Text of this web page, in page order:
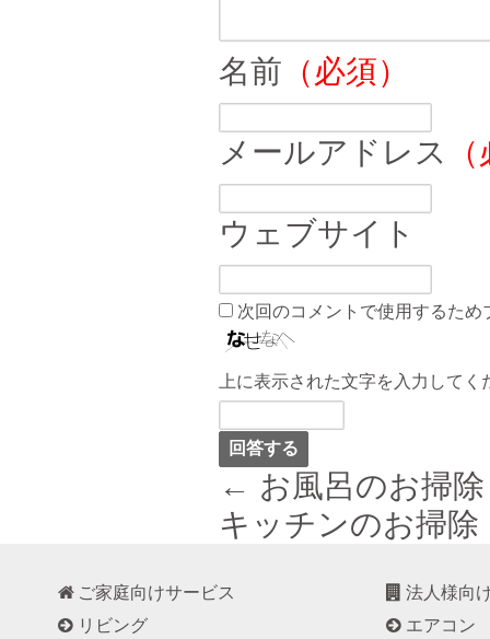
名前 （必須）
メールアドレス
ウェブサイト
次回のコメントで使用するた
上に表示された文字を入力してく
← お風呂のお掃除
キッチンのお掃
ご家庭向けサービス
リビング
法人様向
エアコン